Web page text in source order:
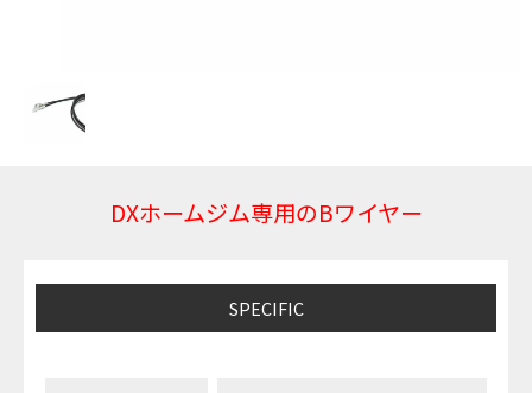
DXホームジム専用のBワイヤー
SPECIFIC